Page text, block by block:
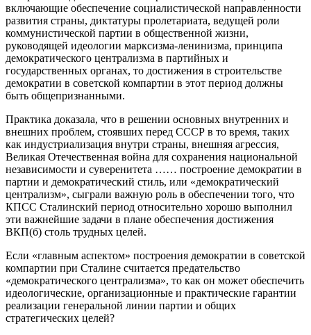
включающие обеспечение социалистической направленности
развития страны, диктатуры пролетариата, ведущей роли
коммунистической партии в общественной жизни,
руководящей идеологии марксизма-ленинизма, принципа
демократического централизма в партийных и
государственных органах, то достижения в строительстве
демократии в советской компартии в этот период должны
быть общепризнанными.
Практика доказала, что в решении основных внутренних и
внешних проблем, стоявших перед СССР в то время, таких
как индустриализация внутри страны, внешняя агрессия,
Великая Отечественная война для сохранения национальной
независимости и суверенитета …… построение демократии в
партии и демократический стиль, или «демократический
централизм», сыграли важную роль в обеспечении того, что
КПСС Сталинский период относительно хорошо выполнил
эти важнейшие задачи в плане обеспечения достижения
ВКП(б) столь трудных целей.
Если «главным аспектом» построения демократии в советской
компартии при Сталине считается предательство
«демократического централизма», то как он может обеспечить
идеологические, организационные и практические гарантии
реализации генеральной линии партии и общих
стратегических целей?